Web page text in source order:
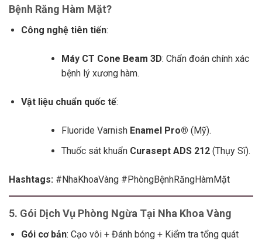
Bệnh Răng Hàm Mặt?
Công nghệ tiên tiến:
Máy CT Cone Beam 3D: Chẩn đoán chính xác
bệnh lý xương hàm.
Vật liệu chuẩn quốc tế:
Fluoride Varnish Enamel Pro® (Mỹ).
Thuốc sát khuẩn Curasept ADS 212(Thụy Sĩ).
Hashtags: #NhaKhoaVàng #PhòngBệnhRăngHàmMặt
5. Gói Dịch Vụ Phòng Ngừa Tại Nha Khoa Vàng
Gói cơ bản: Cạo vôi + Đánh bóng + Kiểm tra tổng quát